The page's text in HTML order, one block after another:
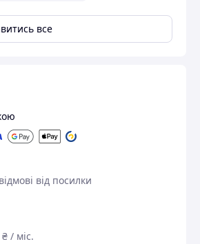
все
від посилки
/ міс.